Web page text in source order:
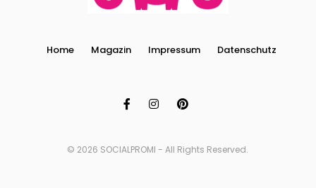
Home Magazin Impressum Datenschutz
© 2026 SOCIALPROMI - All Rights Reserved.